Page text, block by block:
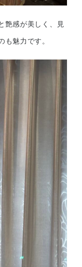
艶感が美しく、見
も魅力です。